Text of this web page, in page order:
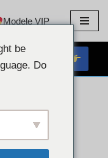
Modele VIP
be
Do